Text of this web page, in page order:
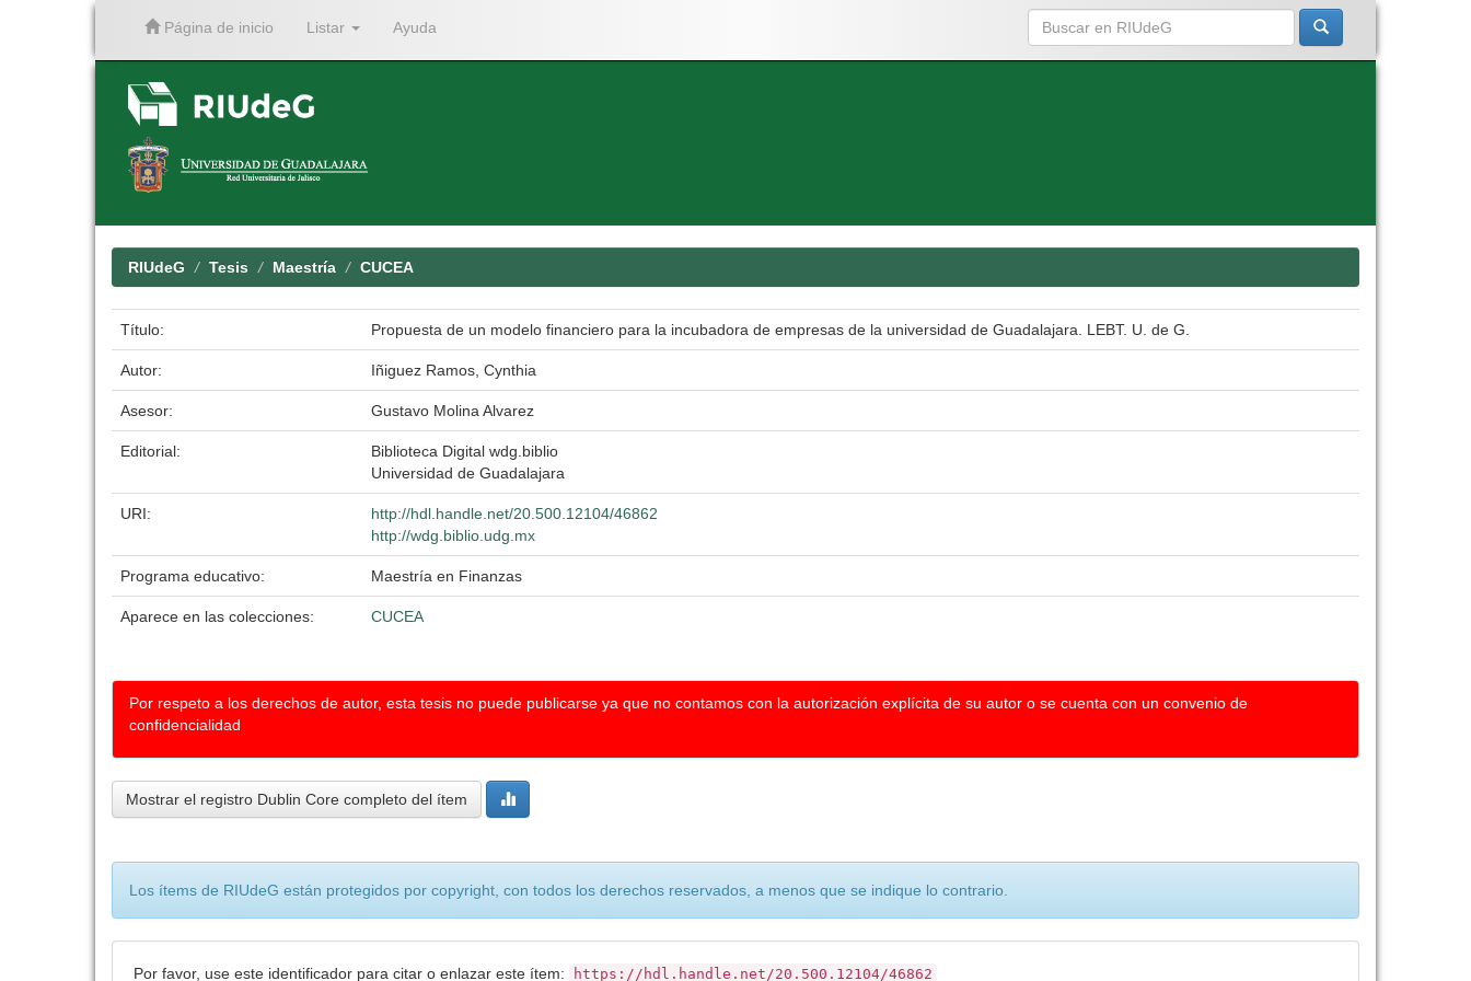
Página de inicio Listar Ayuda
RIUdeG Tesis Maestría CUCEA
Título: Propuesta de un modelo financiero para la incubadora de empresas de la universidad de Guadalajara. LEBT. U. de G.
Autor: Iñiguez Ramos, Cynthia
Asesor: Gustavo Molina Alvarez
Editorial:
Biblioteca Digital wdg.biblio
Universidad de Guadalajara
URI:
http://hdl.handle.net/20.500.12104/46862
http://wdg.biblio.udg.mx
Programa educativo: Maestría en Finanzas
Aparece en las colecciones: CUCEA
Por respeto a los derechos de autor, esta tesis no puede publicarse ya que no contamos con la autorización explícita de su autor o se cuenta con un convenio de
confidencialidad
Mostrar el registro Dublin Core completo del ítem
Los ítems de RIUdeG están protegidos por copyright, con todos los derechos reservados, a menos que se indique lo contrario.
Por favor, use este identificador para citar o enlazar este ítem: https://hdl.handle.net/20.500.12104/46862